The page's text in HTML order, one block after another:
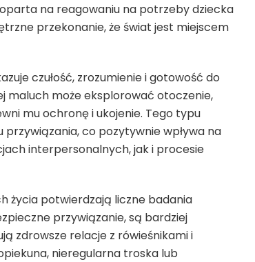
na reagowaniu na potrzeby dziecka
przekonanie, że świat jest miejscem
czułość, zrozumienie i gotowość do
maluch może eksplorować otoczenie,
mu ochronę i ukojenie. Tego typu
co pozytywnie wpływa na
interpersonalnych, jak i procesie
życia potwierdzają liczne badania
przywiązanie, są bardziej
zdrowsze relacje z rówieśnikami i
nieregularna troska lub